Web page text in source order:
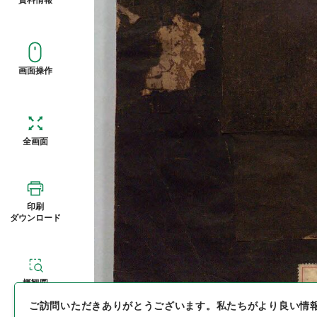
画面操作
全画面
印刷
ダウンロード
概観図
ご訪問いただきありがとうございます。 私たちがより良い情